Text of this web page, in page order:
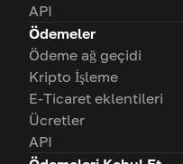
API
Ödemeler
Ödeme ağ geçidi
Kripto İşleme
E-Ticaret eklentileri
Ücretler
API